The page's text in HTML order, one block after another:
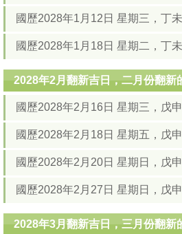
國歷2028年1月12日 星期三，丁
國歷2028年1月18日 星期二，丁
2028年2月翻新吉日，二月份翻新
國歷2028年2月16日 星期三，戊
國歷2028年2月18日 星期五，戊
國歷2028年2月20日 星期日，戊
國歷2028年2月27日 星期日，戊
2028年3月翻新吉日，三月份翻新